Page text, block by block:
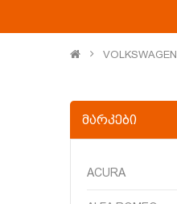
VOLKSWAGEN
ᲛᲐᲠᲙᲔᲑᲘ
ACURA